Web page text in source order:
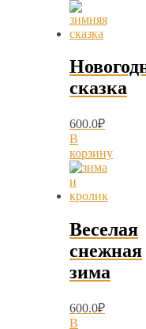
сказка
600.0₽
В
корзину
Веселая
снежная
зима
600.0₽
В